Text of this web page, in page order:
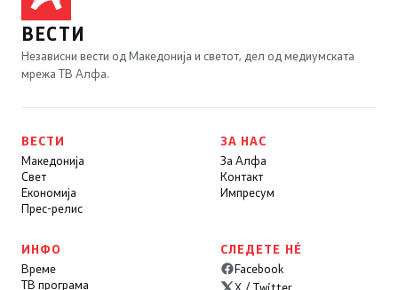
ВЕСТИ
Независни вести од Македонија и светот, дел од медиумската
мрежа ТВ Алфа.
ВЕСТИ
Македонија
Свет
Економија
Прес-релис
ЗА НАС
За Алфа
Контакт
Импресум
ИНФО
Време
ТВ програма
СЛЕДЕТЕ НÉ
Facebook